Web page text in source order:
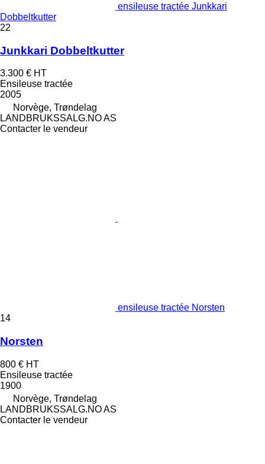
ensileuse tractée Junkkari
Dobbeltkutter
22
Junkkari Dobbeltkutter
3.300 € HT
Ensileuse tractée
2005
Norvège, Trøndelag
LANDBRUKSSALG.NO AS
Contacter le vendeur
ensileuse tractée Norsten
14
Norsten
800 € HT
Ensileuse tractée
1900
Norvège, Trøndelag
LANDBRUKSSALG.NO AS
Contacter le vendeur